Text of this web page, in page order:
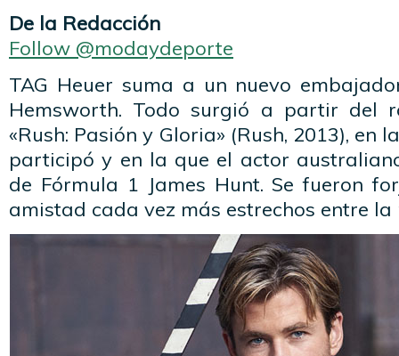
De la Redacción
Follow @modaydeporte
TAG Heuer suma a un nuevo
Hemsworth. Todo surgió a partir del
«Rush: Pasión y Gloria» (Rush, 2013), en
participó y en la que el actor
de Fórmula 1 James Hunt. Se fueron
amistad cada vez más estrechos entre la